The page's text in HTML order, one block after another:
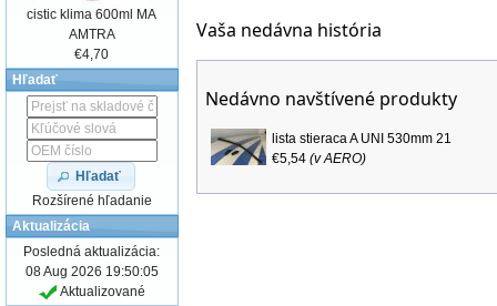
Vaša nedávna história
Nedávno navštívené produkty
lista stieraca A UNI 530mm 21
€5,54 (vAERO)
cistic klima 600ml MA
AMTRA
€4,70
Hľadať
Hľadať
Rozšírené hľadanie
Aktualizácia
Posledná aktualizácia:
08 Aug 2026 19:50:05
Aktualizované